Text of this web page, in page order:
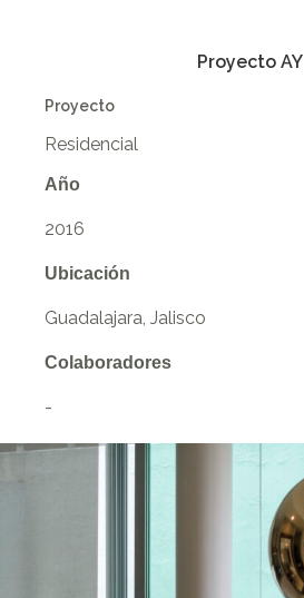
Proyecto AY
Proyecto
Residencial
Año
2016
Ubicación
Guadalajara, Jalisco
Colaboradores
-